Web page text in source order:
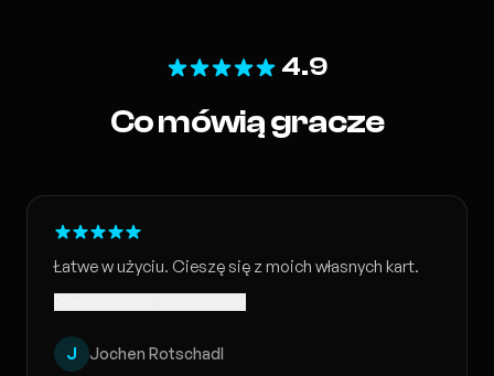
4.9
Co mówią gracze
Łatwe w użyciu. Cieszę się z moich własnych kart.
J Jochen Rotschadl